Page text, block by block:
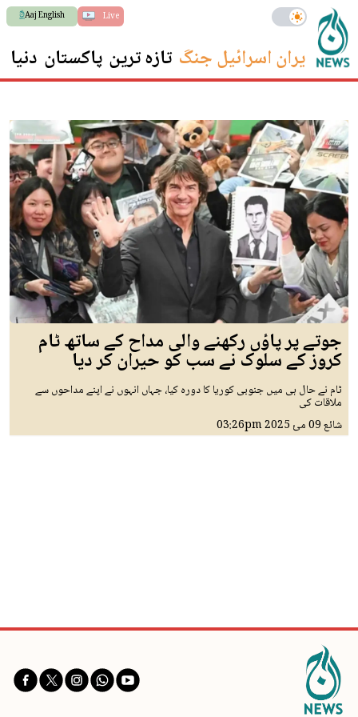
Live
Aaj English
ایران اسرائیل جنگ تازہ ترین پاکستان دنیا
جوتے پر پاؤں رکھنے والی مداح کے ساتھ ٹام
کروز کے سلوک نے سب کو حیران کر دیا
ٹام نے حال ہی میں جنوبی کوریا کا دورہ کیا، جہاں انہوں نے اپنے مداحوں سے
ملاقات کی
شائع09 مئ 2025 03:26pm